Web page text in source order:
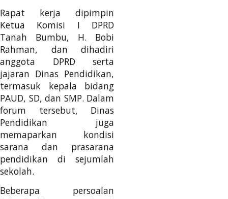
Rapat kerja dipimpin
Ketua Komisi I DPRD
Tanah Bumbu, H. Bobi
Rahman, dan dihadiri
anggota DPRD serta
jajaran Dinas Pendidikan,
termasuk kepala bidang
PAUD, SD, dan SMP. Dalam
forum tersebut, Dinas
Pendidikan juga
memaparkan kondisi
sarana dan prasarana
pendidikan di sejumlah
sekolah.
Beberapa persoalan